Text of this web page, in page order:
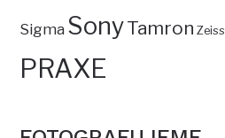
Sigma SonyTamron Zeiss
PRAXE